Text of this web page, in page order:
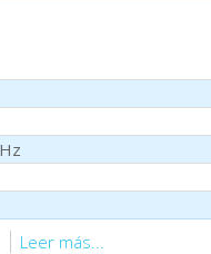
Leer más...